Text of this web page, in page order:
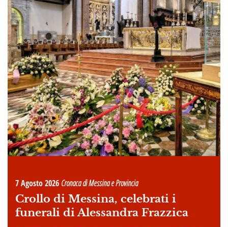
7 Agosto 2026 Cronaca di Messina e Provincia
Crollo di Messina, celebrati i
funerali di Alessandra Frazzica